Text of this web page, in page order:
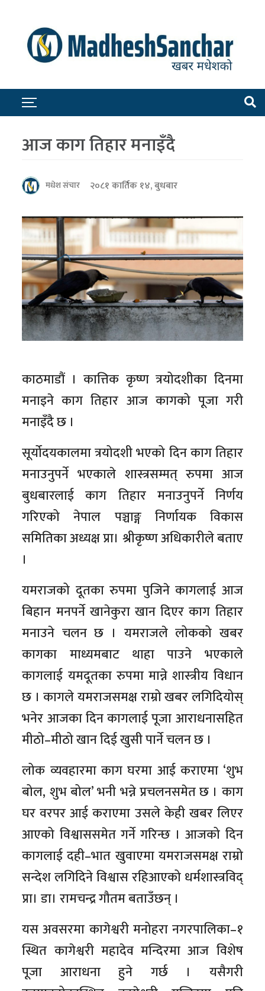
आज काग तिहार मनाइँदै
मधेश संचार २०८१ कार्तिक १४, बुधबार
काठमाडौं । कात्तिक कृष्ण त्रयोदशीका दिनमा
मनाइने काग तिहार आज कागको पूजा गरी
मनाइँदै छ ।
सूर्योदयकालमा त्रयोदशी भएको दिन काग तिहार
मनाउनुपर्ने भएकाले शास्त्रसम्मत् रुपमा आज
बुधबारलाई काग तिहार मनाउनुपर्ने निर्णय
गरिएको नेपाल पञ्चाङ्ग निर्णायक विकास
समितिका अध्यक्ष प्रा। श्रीकृष्ण अधिकारीले बताए
।
यमराजको दूतका रुपमा पुजिने कागलाई आज
बिहान मनपर्ने खानेकुरा खान दिएर काग तिहार
मनाउने चलन छ । यमराजले लोकको खबर
कागका माध्यमबाट थाहा पाउने भएकाले
कागलाई यमदूतका रुपमा मान्ने शास्त्रीय विधान
छ । कागले यमराजसमक्ष राम्रो खबर लगिदियोस्
भनेर आजका दिन कागलाई पूजा आराधनासहित
मीठो–मीठो खान दिई खुसी पार्ने चलन छ ।
लोक व्यवहारमा काग घरमा आई कराएमा ‘शुभ
बोल, शुभ बोल’ भनी भन्ने प्रचलनसमेत छ । काग
घर वरपर आई कराएमा उसले केही खबर लिएर
आएको विश्वाससमेत गर्ने गरिन्छ । आजको दिन
कागलाई दही–भात खुवाएमा यमराजसमक्ष राम्रो
सन्देश लगिदिने विश्वास रहिआएको धर्मशास्त्रविद्
प्रा‍। डा। रामचन्द्र गौतम बताउँछन् ।
यस अवसरमा कागेश्वरी मनोहरा नगरपालिका–१
स्थित कागेश्वरी महादेव मन्दिरमा आज विशेष
पूजा आराधना हुने गर्छ । यसैगरी